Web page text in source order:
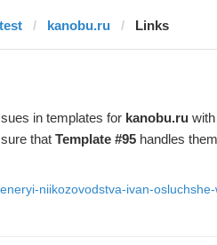
kanobu.ru Links
in templates for kanobu.ru
that Template #95 handles
niikozovodstva-ivan-